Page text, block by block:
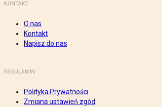
KONTAKT
O nas
Kontakt
Napisz do nas
REGULAMIN
Polityka Prywatności
Zmiana ustawień zgód